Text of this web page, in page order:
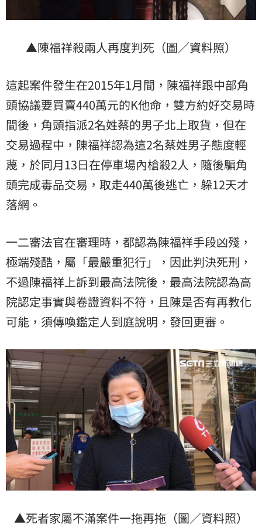
▲陳福祥殺兩人再度判死（圖／資料照）
這起案件發生在2015年1月間，陳福祥跟中部角
頭協議要買賣440萬元的K他命，雙方約好交易時
間後，角頭指派2名姓蔡的男子北上取貨，但在
交易過程中，陳福祥認為這2名蔡姓男子態度輕
蔑，於同月13日在停車場內槍殺2人，隨後騙角
頭完成毒品交易，取走440萬後逃亡，躲12天才
落網。
一二審法官在審理時，都認為陳福祥手段凶殘，
極端殘酷，屬「最嚴重犯行」，因此判決死刑，
不過陳福祥上訴到最高法院後，最高法院認為高
院認定事實與卷證資料不符，且陳是否有再教化
可能，須傳喚鑑定人到庭說明，發回更審。
▲死者家屬不滿案件一拖再拖（圖／資料照）